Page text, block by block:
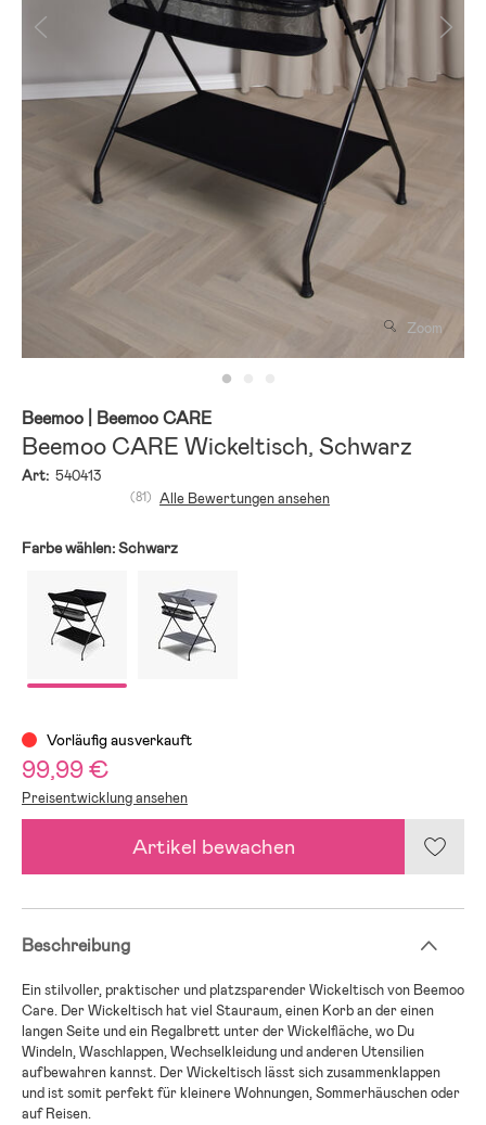
Zoom
Beemoo | Beemoo CARE
Beemoo CARE Wickeltisch, Schwarz
Art: 540413
(81) Alle Bewertungen ansehen
Farbe wählen:Schwarz
Vorläufig ausverkauft
99,99 €
Preisentwicklung ansehen
Artikel bewachen
Beschreibung
Ein stilvoller, praktischer und platzsparender Wickeltisch von Beemoo
Care. Der Wickeltisch hat viel Stauraum, einen Korb an der einen
langen Seite und ein Regalbrett unter der Wickelfläche, wo Du
Windeln, Waschlappen, Wechselkleidung und anderen Utensilien
aufbewahren kannst. Der Wickeltisch lässt sich zusammenklappen
und ist somit perfekt für kleinere Wohnungen, Sommerhäuschen oder
auf Reisen.